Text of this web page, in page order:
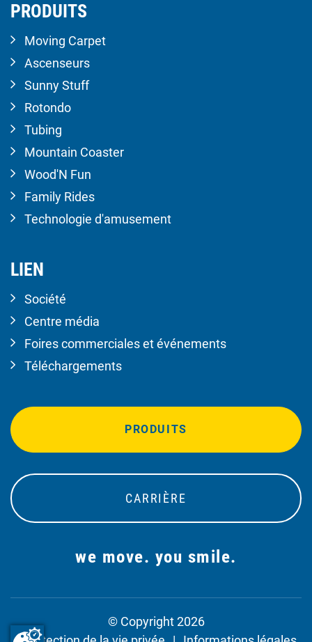
PRODUITS
Moving Carpet
Ascenseurs
Sunny Stuff
Rotondo
Tubing
Mountain Coaster
Wood'N Fun
Family Rides
Technologie d'amusement
LIEN
Société
Centre média
Foires commerciales et événements
Téléchargements
PRODUITS
CARRIÈRE
we move. you smile.
© Copyright 2026